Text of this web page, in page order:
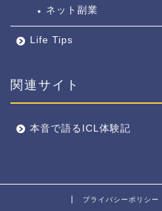
ネット副業
Life Tips
関連サイト
本音で語るICL体験記
プライバシーポリシー